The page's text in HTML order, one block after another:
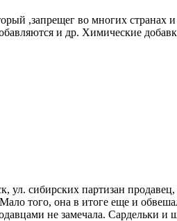
,запрещег во многих
и др. Химические
ул. сибирских партизан
Мало того, она в итоге еще и
не замечала. Сардельки и